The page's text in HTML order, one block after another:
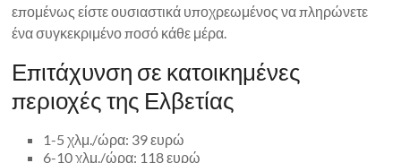
επομένως είστε ουσιαστικά υποχρεωμένος να πληρώνετε
ένα συγκεκριμένο ποσό κάθε μέρα.
Επιτάχυνση σε κατοικημένες
περιοχές της Ελβετίας
1-5 χλμ./ώρα: 39 ευρώ
6-10 χλμ./ώρα: 118 ευρώ